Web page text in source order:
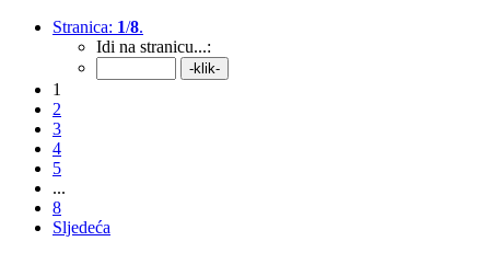
Stranica: 1/8.
Idi na stranicu...:
1
2
3
4
5
...
8
Sljedeća